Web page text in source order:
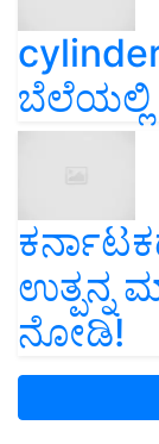
ಬೆಲೆಯಲ್ಲಿ
ಉತ್ಪನ್ನ
ನೋಡಿ!